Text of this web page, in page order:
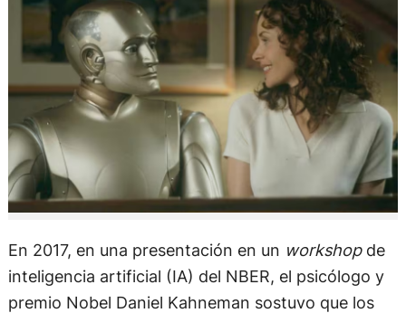
En 2017, en una presentación en un workshop de
inteligencia artificial (IA) del NBER, el psicólogo y
premio Nobel Daniel Kahneman sostuvo que los